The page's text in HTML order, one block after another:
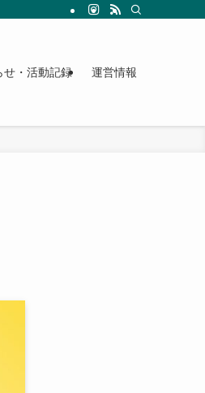
せ・活動記録 運営情報